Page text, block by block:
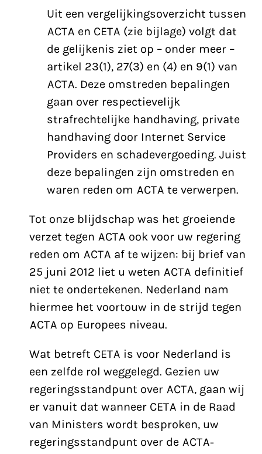
Uit een vergelijkingsoverzicht tussen
ACTA en CETA (zie bijlage) volgt dat
de gelijkenis ziet op – onder meer –
artikel 23(1), 27(3) en (4) en 9(1) van
ACTA. Deze omstreden bepalingen
gaan over respectievelijk
strafrechtelijke handhaving, private
handhaving door Internet Service
Providers en schadevergoeding. Juist
deze bepalingen zijn omstreden en
waren reden om ACTA te verwerpen.
Tot onze blijdschap was het groeiende
verzet tegen ACTA ook voor uw regering
reden om ACTA af te wijzen: bij brief van
25 juni 2012 liet u weten ACTA definitief
niet te ondertekenen. Nederland nam
hiermee het voortouw in de strijd tegen
ACTA op Europees niveau.
Wat betreft CETA is voor Nederland is
een zelfde rol weggelegd. Gezien uw
regeringsstandpunt over ACTA, gaan wij
er vanuit dat wanneer CETA in de Raad
van Ministers wordt besproken, uw
regeringsstandpunt over de ACTA-